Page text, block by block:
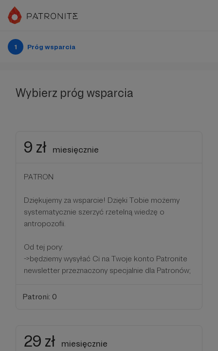
1 Próg wsparcia
Wybierz próg wsparcia
9 zł miesięcznie
PATRON
Dziękujemy za wsparcie! Dzięki Tobie możemy
systematycznie szerzyć rzetelną wiedzę o
antropozofii.
Od tej pory:
->będziemy wysyłać Ci na Twoje konto Patronite
newsletter przeznaczony specjalnie dla Patronów;
Patroni: 0
29 zł miesięcznie